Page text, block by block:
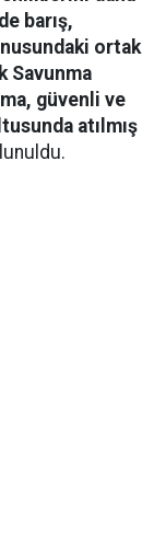
barış,
ortak
Savunma
güvenli ve
atılmış